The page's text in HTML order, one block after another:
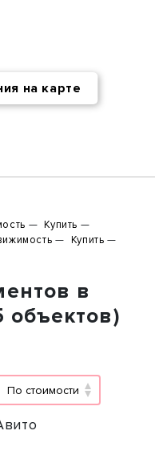
на карте
Купить
Купить
в
объектов)
По стоимости